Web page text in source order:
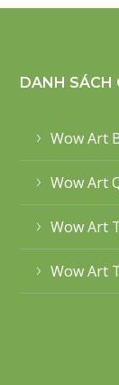
DANH SÁCH
Wow Art
Wow Art
Wow Art
Wow Art